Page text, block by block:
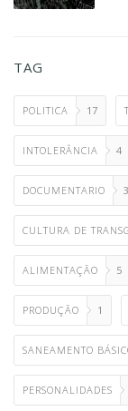
TAG
POLITICA 17
INTOLERÂNCIA 4
DOCUMENTARIO 3
CULTURA DE
ALIMENTAÇÃO 5
PRODUÇÃO 1
SANEAMENTO
PERSONALIDADES